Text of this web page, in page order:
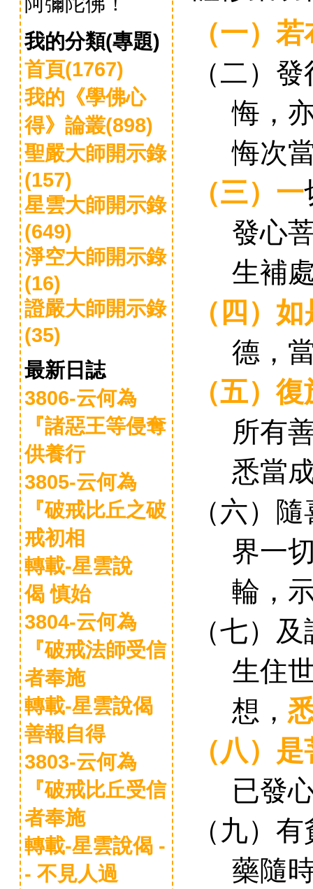
我的分類(專題)
首頁(1767)
我的《學佛心
得》論叢(898)
聖嚴大師開示錄
(157)
星雲大師開示錄
(649)
淨空大師開示錄
(16)
證嚴大師開示錄
(35)
最新日誌
3806-云何為
『諸惡王等侵奪
供養行
3805-云何為
『破戒比丘之破
戒初相
轉載-星雲說
偈 慎始
3804-云何為
『破戒法師受信
者奉施
轉載-星雲說偈
善報自得
3803-云何為
『破戒比丘受信
者奉施
轉載-星雲說偈 -
- 不見人過
（一） 若
（二） 發
悔 ，
悔次
（三） 一
發心
生補
（四） 如
德 ，
（五） 復
所有
悉當
（六） 隨
界一
輪 ，
（七） 及
生住
想 ，
（八） 是
已發
（九） 有
藥隨